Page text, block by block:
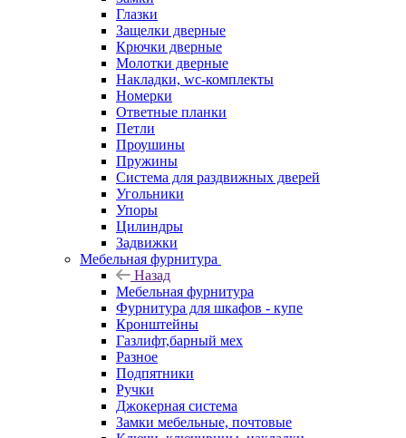
Глазки
Защелки дверные
Крючки дверные
Молотки дверные
Накладки, wc-комплекты
Номерки
Ответные планки
Петли
Проушины
Пружины
Система для раздвижных дверей
Угольники
Упоры
Цилиндры
Задвижки
Мебельная фурнитура
Назад
Мебельная фурнитура
Фурнитура для шкафов - купе
Кронштейны
Газлифт,барный мех
Разное
Подпятники
Ручки
Джокерная система
Замки мебельные, почтовые